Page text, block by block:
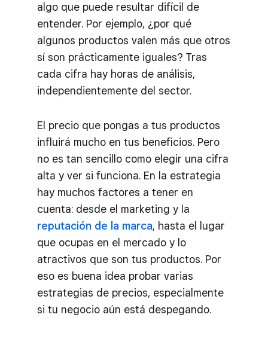
algo que puede resultar difícil de
entender. Por ejemplo, ¿por qué
algunos productos valen más que otros
sí son prácticamente iguales? Tras
cada cifra hay horas de análisis,
independientemente del sector.
El precio que pongas a tus productos
influirá mucho en tus beneficios. Pero
no es tan sencillo como elegir una cifra
alta y ver si funciona. En la estrategia
hay muchos factores a tener en
cuenta: desde el marketing y la
reputación de la marca, hasta el lugar
que ocupas en el mercado y lo
atractivos que son tus productos. Por
eso es buena idea probar varias
estrategias de precios, especialmente
si tu negocio aún está despegando.